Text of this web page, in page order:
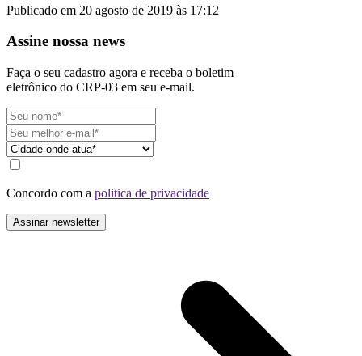
Publicado em 20 agosto de 2019 às 17:12
Assine nossa news
Faça o seu cadastro agora e receba o boletim
eletrônico do CRP-03 em seu e-mail.
Concordo com a politica de privacidade